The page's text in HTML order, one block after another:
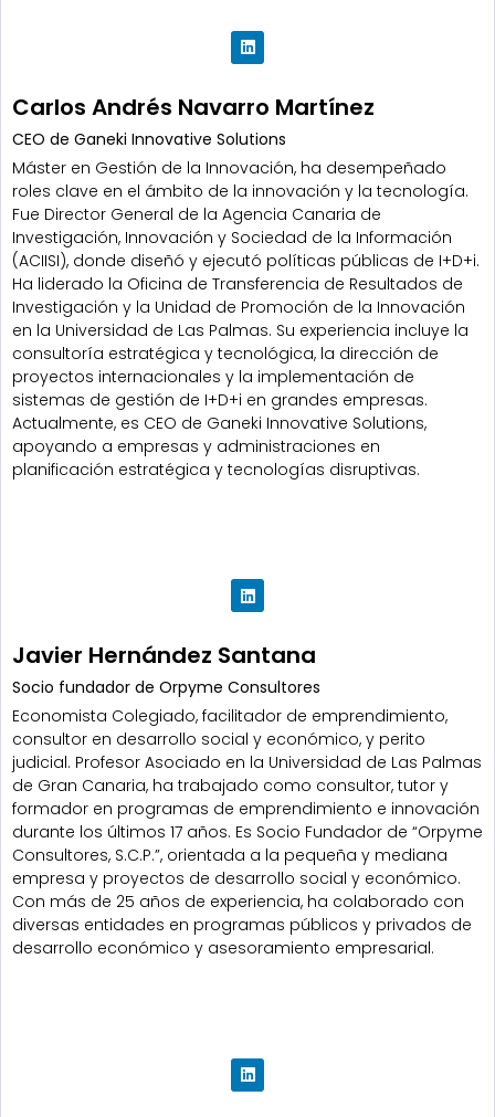
Carlos Andrés Navarro Martínez
CEO de Ganeki Innovative Solutions
Máster en Gestión de la Innovación, ha desempeñado
roles clave en el ámbito de la innovación y la tecnología.
Fue Director General de la Agencia Canaria de
Investigación, Innovación y Sociedad de la Información
(ACIISI), donde diseñó y ejecutó políticas públicas de I+D+i.
Ha liderado la Oficina de Transferencia de Resultados de
Investigación y la Unidad de Promoción de la Innovación
en la Universidad de Las Palmas. Su experiencia incluye la
consultoría estratégica y tecnológica, la dirección de
proyectos internacionales y la implementación de
sistemas de gestión de I+D+i en grandes empresas.
Actualmente, es CEO de Ganeki Innovative Solutions,
apoyando a empresas y administraciones en
planificación estratégica y tecnologías disruptivas.
Javier Hernández Santana
Socio fundador de Orpyme Consultores
Economista Colegiado, facilitador de emprendimiento,
consultor en desarrollo social y económico, y perito
judicial. Profesor Asociado en la Universidad de Las Palmas
de Gran Canaria, ha trabajado como consultor, tutor y
formador en programas de emprendimiento e innovación
durante los últimos 17 años. Es Socio Fundador de “Orpyme
Consultores, S.C.P.”, orientada a la pequeña y mediana
empresa y proyectos de desarrollo social y económico.
Con más de 25 años de experiencia, ha colaborado con
diversas entidades en programas públicos y privados de
desarrollo económico y asesoramiento empresarial.